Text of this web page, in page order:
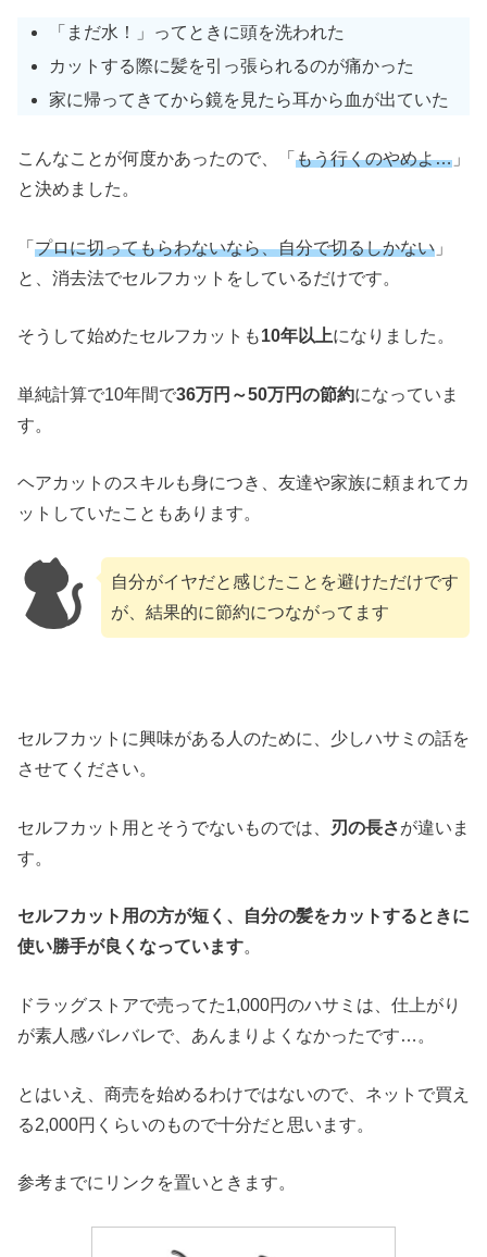
「まだ水！」ってときに頭を洗われた
カットする際に髪を引っ張られるのが痛かった
家に帰ってきてから鏡を見たら耳から血が出ていた
こんなことが何度かあったので、「 もう行くのやめよ… 」
と決めました。
「 プロに切ってもらわないなら、自分で切るしかない 」
と、消去法でセルフカットをしているだけです。
そうして始めたセルフカットも10年以上になりました。
単純計算で10年間で36万円～50万円の節約になっていま
す。
ヘアカットのスキルも身につき、友達や家族に頼まれてカ
ットしていたこともあります。
自分がイヤだと感じたことを避けただけです
が、結果的に節約につながってます
セルフカットに興味がある人のために、少しハサミの話を
させてください。
セルフカット用とそうでないものでは、 刃の長さが違いま
す。
セルフカット用の方が短く、自分の髪をカットするときに
使い勝手が良くなっています。
ドラッグストアで売ってた1,000円のハサミは、仕上がり
が素人感バレバレで、あんまりよくなかったです…。
とはいえ、商売を始めるわけではないので、ネットで買え
る2,000円くらいのもので十分だと思います。
参考までにリンクを置いときます。